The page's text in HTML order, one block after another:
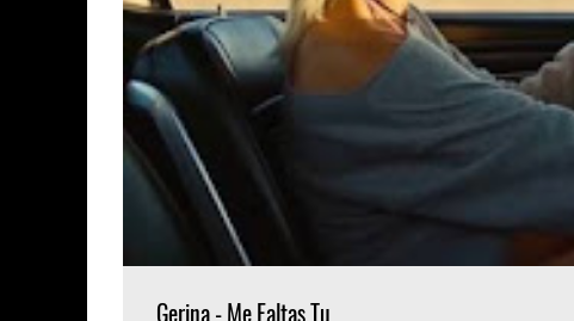
Gerina - Me Faltas Tu